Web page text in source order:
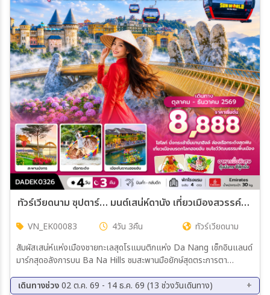
ทัวร์เวียดนาม ซุปตาร์… มนต์เสน่ห์ดานัง เที่ยวเมืองสวรรค์บานาฮิลล์ บินค่ำ-กลับดึก 4วัน 3คืน (EK)
VN_EK00083 4วัน 3คืน
ทัวร์เวียดนาม
สัมผัสเสน่ห์แห่งเมืองชายทะเลสุดโรแมนติกแห่ง Da Nang เช็กอินแลนด์
มาร์กสุดอลังการบน Ba Na Hills ชมสะพานมือยักษ์สุดตระการตา
บินค่ำ–กลับดึก เก็บครบทุกไฮไลต์แบบไม่พลาดทุกช่วงเวลา
เดินทางช่วง02 ต.ค. 69 - 14 ธ.ค. 69 (13 ช่วงวันเดินทาง)